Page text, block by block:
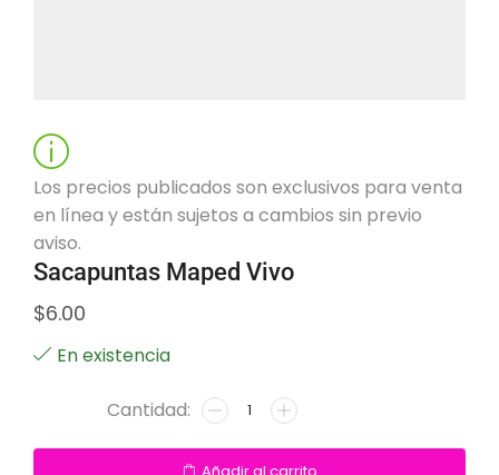
Los precios publicados son exclusivos para venta
en línea y están sujetos a cambios sin previo
aviso.
Sacapuntas Maped Vivo
$6.00
En existencia
Añadir al carrito